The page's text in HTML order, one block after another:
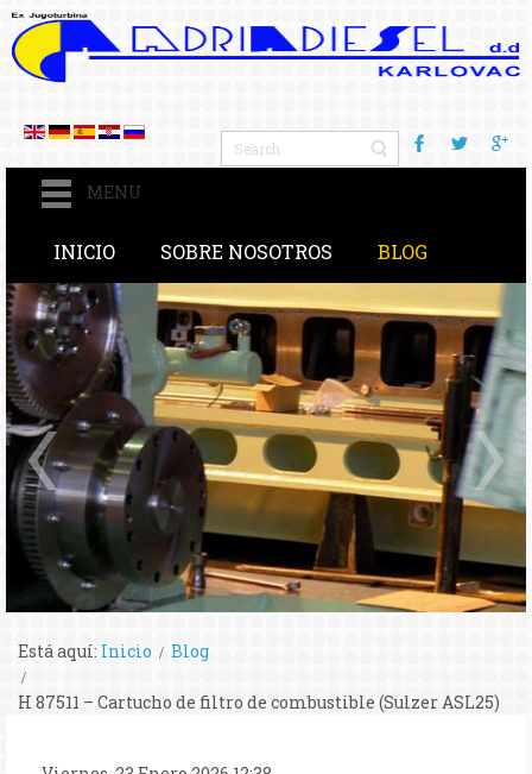
MENU
INICIO SOBRE NOSOTROS BLOG
Está aquí: Inicio Blog
H 87511 – Cartucho de filtro de combustible (Sulzer ASL25)